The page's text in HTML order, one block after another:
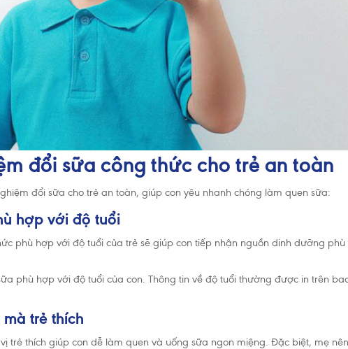
đổi sữa công thức cho trẻ an toàn
đổi sữa cho trẻ an toàn, giúp con yêu nhanh chóng làm quen sữa:
hợp với độ tuổi
phù hợp với độ tuổi của trẻ sẽ giúp con tiếp nhận nguồn dinh dưỡng
phù hợp với độ tuổi của con. Thông tin về độ tuổi thường được in trên
trẻ thích
trẻ thích giúp con dễ làm quen và uống sữa ngon miệng. Đặc biệt, mẹ